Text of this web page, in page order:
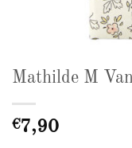
Mathilde M
€7,90